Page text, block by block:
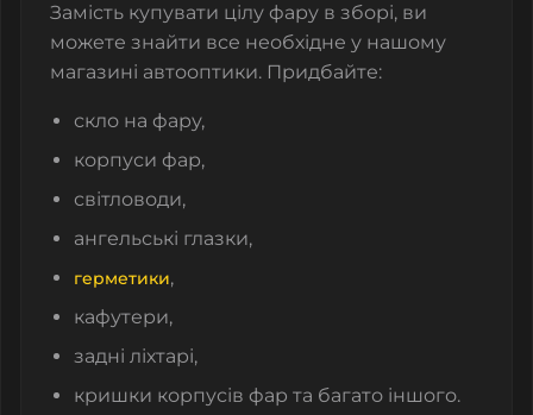
Замість купувати цілу фару в зборі, ви
можете знайти все необхідне у нашому
магазині автооптики. Придбайте:
скло на фару,
корпуси фар,
світловоди,
ангельські глазки,
герметики,
кафутери,
задні ліхтарі,
кришки корпусів фар та багато іншого.